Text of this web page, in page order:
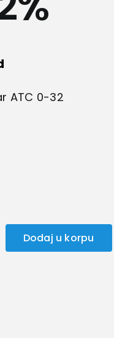
ATC 0-32
Dodaj u korpu